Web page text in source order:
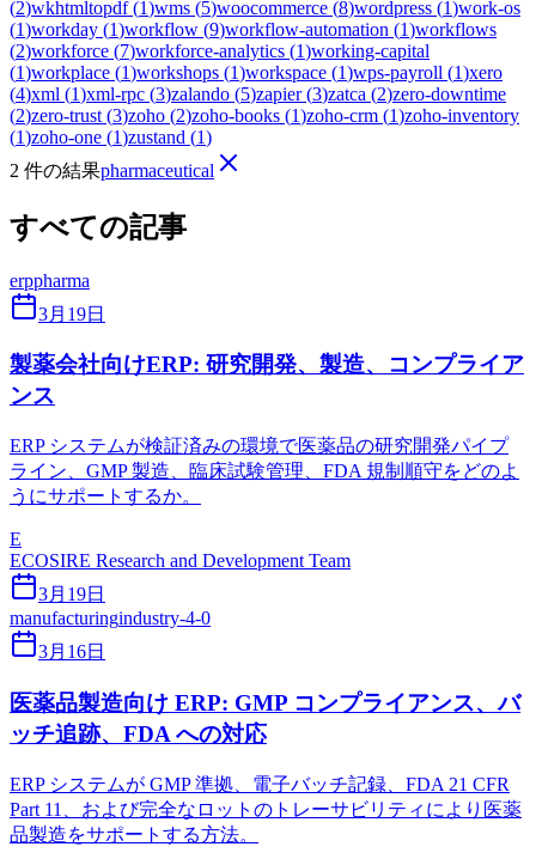
(2)wkhtmltopdf(1)wms (5)woocommerce (8)wordpress (1)work-os
(1)workday (1)workflow (9)workflow-automation (1)workflows
(2)workforce (7)workforce-analytics (1)working-capital
(1)workplace (1)workshops (1)workspace (1)wps-payroll (1)xero
(4)xml (1)xml-rpc (3)zalando (5)zapier(3)zatca (2)zero-downtime
(2)zero-trust (3)zoho (2)zoho-books (1)zoho-crm (1)zoho-inventory
(1)zoho-one (1)zustand (1)
2 件の結果pharmaceutical
すべての記事
erppharma
3月19日
製薬会社向けERP: 研究開発、製造、コンプライア
ンス
ERP システムが検証済みの環境で医薬品の研究開発パイプ
ライン、GMP 製造、臨床試験管理、FDA 規制順守をどのよ
うにサポートするか。
E
ECOSIRE Research and Development Team
3月19日
manufacturingindustry-4-0
3月16日
医薬品製造向け ERP: GMP コンプライアンス、バ
ッチ追跡、FDA への対応
ERP システムが GMP 準拠、電子バッチ記録、FDA 21 CFR
Part 11、および完全なロットのトレーサビリティにより医薬
品製造をサポートする方法。